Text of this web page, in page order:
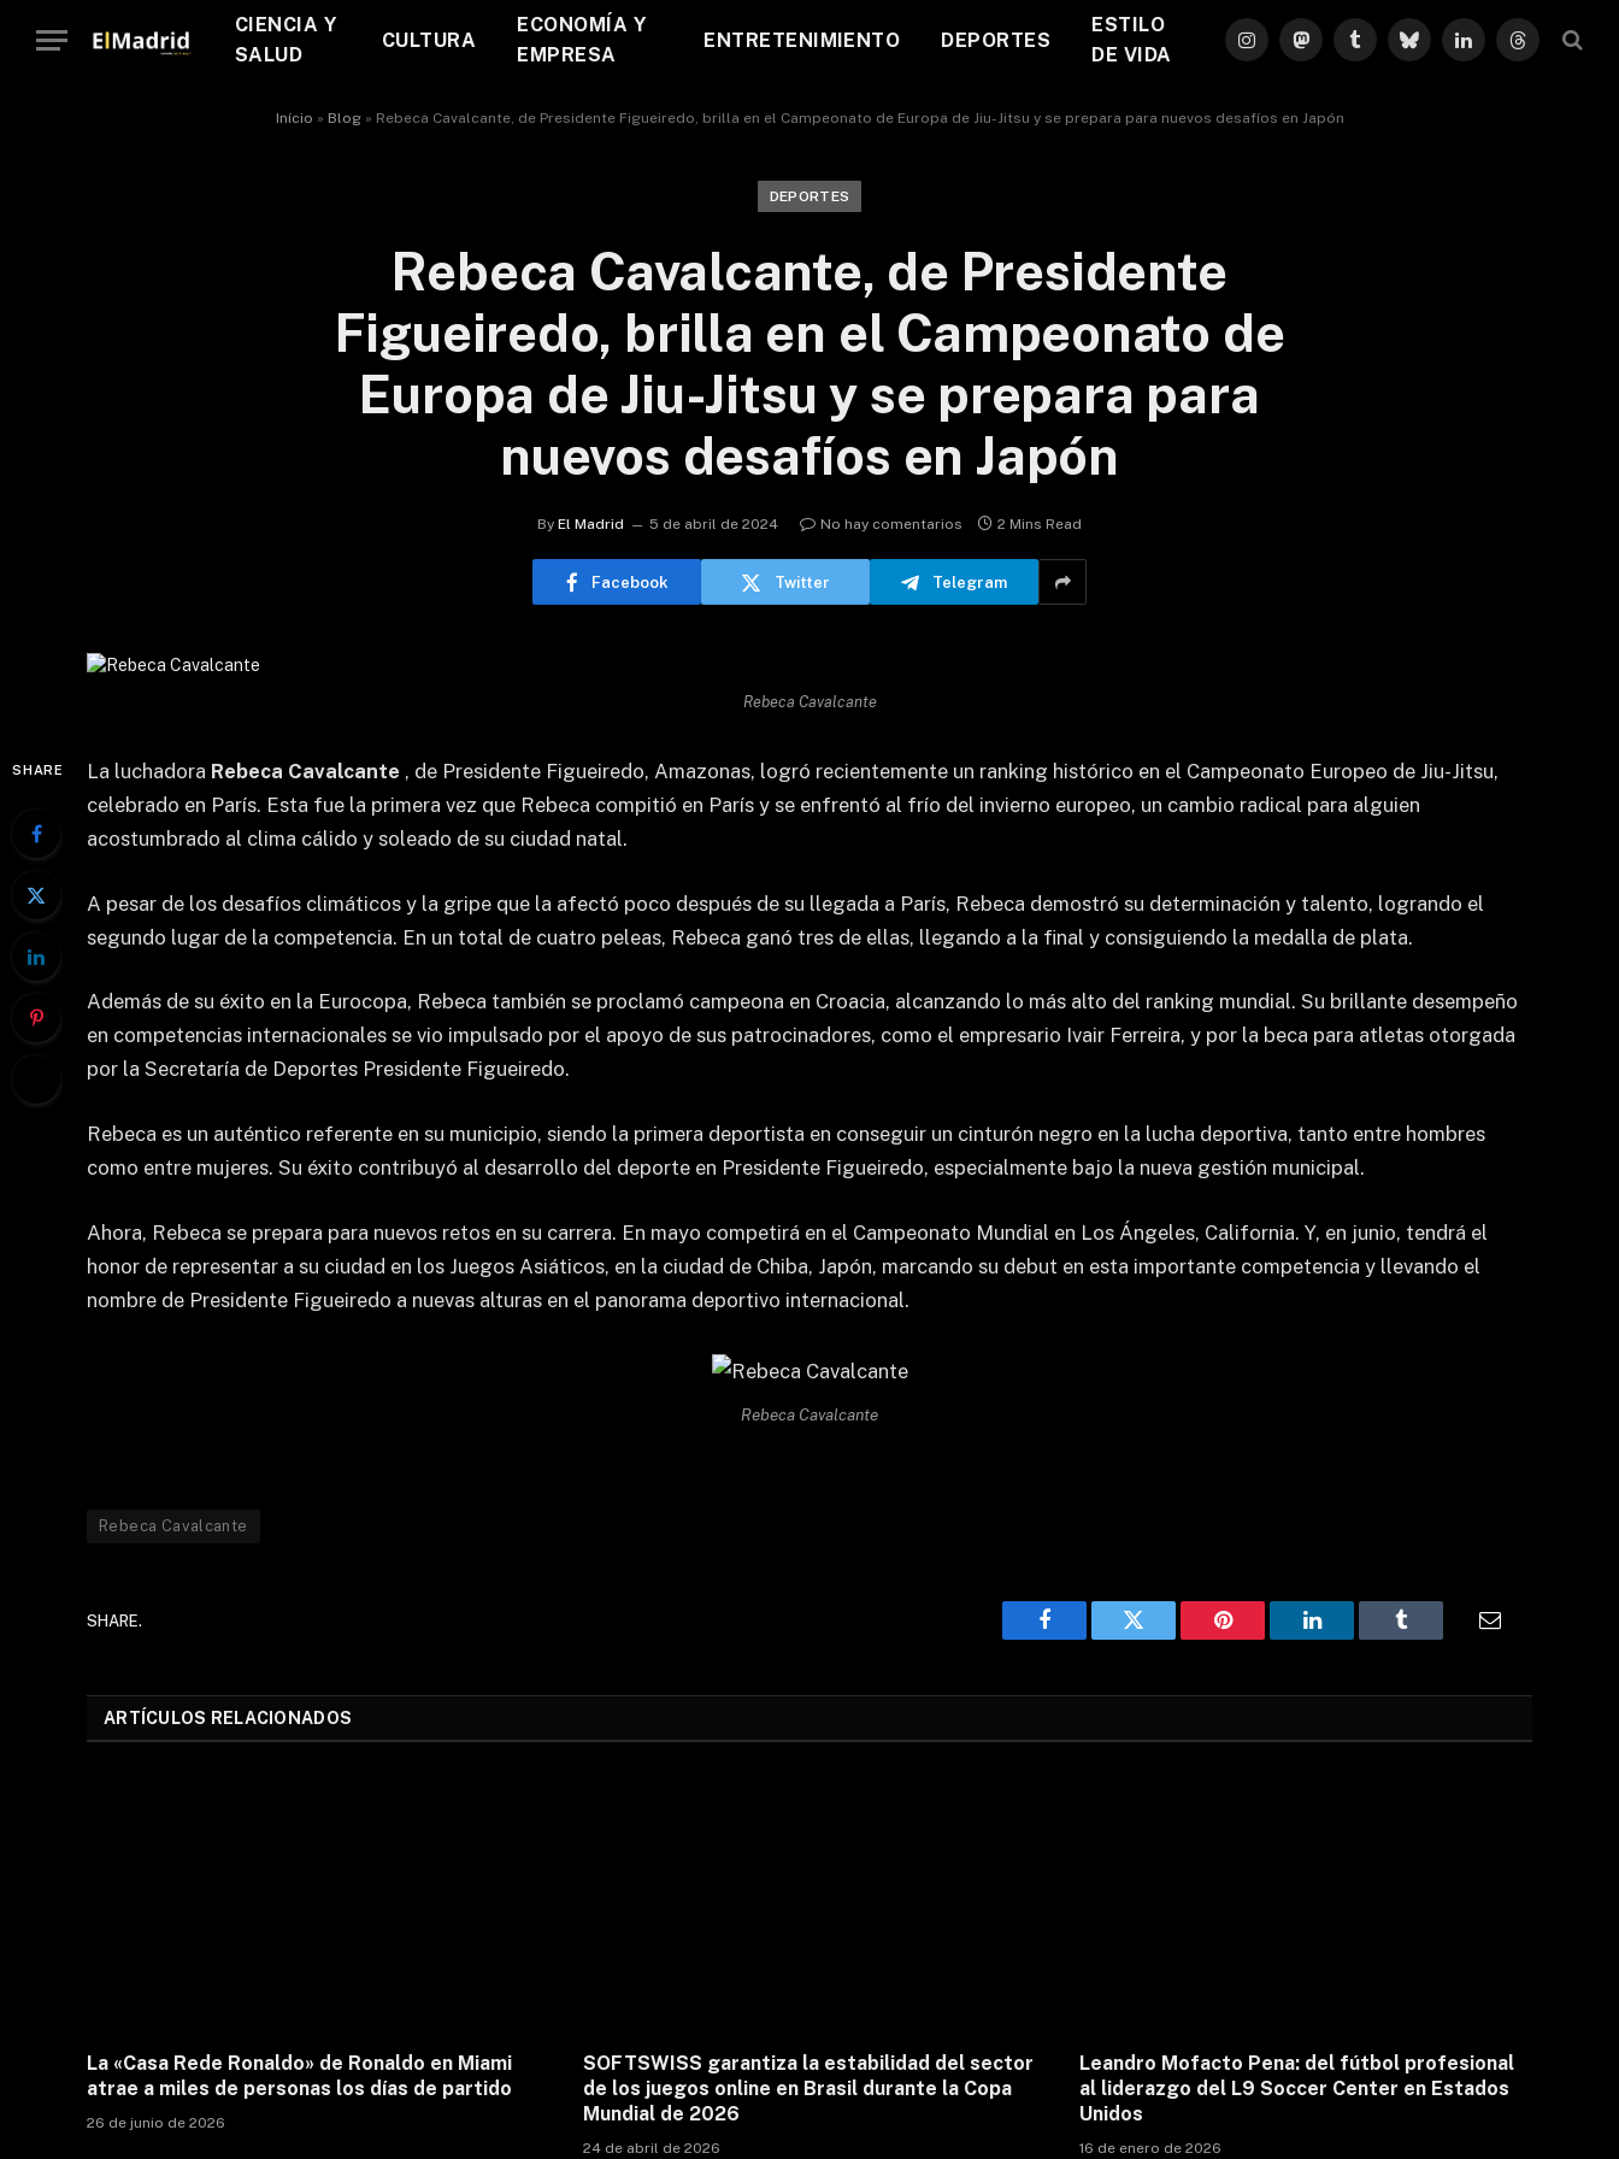
CIENCIA Y
SALUD
CULTURA
ECONOMÍA Y
EMPRESA
ENTRETENIMIENTO DEPORTES
ESTILO
DE VIDA
InstagramMastodonTumblrBlueskyLinkedInThreads
Início » Blog» Rebeca Cavalcante, de Presidente Figueiredo, brilla en el Campeonato de Europa de Jiu-Jitsu y se prepara para nuevos desafíos en Japón
DEPORTES
Rebeca Cavalcante, de Presidente
Figueiredo, brilla en el Campeonato de
Europa de Jiu-Jitsu y se prepara para
nuevos desafíos en Japón
By El Madrid 5 de abril de 2024 No hay comentarios 2 Mins Read
Facebook Twitter Telegram
Rebeca Cavalcante
SHARE La luchadora Rebeca Cavalcante , de Presidente Figueiredo, Amazonas, logró recientemente un ranking histórico en el Campeonato Europeo de Jiu-Jitsu,
celebrado en París. Esta fue la primera vez que Rebeca compitió en París y se enfrentó al frío del invierno europeo, un cambio radical para alguien
acostumbrado al clima cálido y soleado de su ciudad natal.
A pesar de los desafíos climáticos y la gripe que la afectó poco después de su llegada a París, Rebeca demostró su determinación y talento, logrando el
segundo lugar de la competencia. En un total de cuatro peleas, Rebeca ganó tres de ellas, llegando a la final y consiguiendo la medalla de plata.
Además de su éxito en la Eurocopa, Rebeca también se proclamó campeona en Croacia, alcanzando lo más alto del ranking mundial. Su brillante desempeño
en competencias internacionales se vio impulsado por el apoyo de sus patrocinadores, como el empresario Ivair Ferreira, y por la beca para atletas otorgada
por la Secretaría de Deportes Presidente Figueiredo.
Rebeca es un auténtico referente en su municipio, siendo la primera deportista en conseguir un cinturón negro en la lucha deportiva, tanto entre hombres
como entre mujeres. Su éxito contribuyó al desarrollo del deporte en Presidente Figueiredo, especialmente bajo la nueva gestión municipal.
Ahora, Rebeca se prepara para nuevos retos en su carrera. En mayo competirá en el Campeonato Mundial en Los Ángeles, California. Y, en junio, tendrá el
honor de representar a su ciudad en los Juegos Asiáticos, en la ciudad de Chiba, Japón, marcando su debut en esta importante competencia y llevando el
nombre de Presidente Figueiredo a nuevas alturas en el panorama deportivo internacional.
Rebeca Cavalcante
Rebeca Cavalcante
SHARE.
Facebook Twitter Pinterest LinkedIn Tumblr
ARTÍCULOS RELACIONADOS
La «Casa Rede Ronaldo» de Ronaldo en Miami
atrae a miles de personas los días de partido
26 de junio de 2026
SOFTSWISS garantiza la estabilidad del sector
de los juegos online en Brasil durante la Copa
Mundial de 2026
24 de abril de 2026
Leandro Mofacto Pena: del fútbol profesional
al liderazgo del L9 Soccer Center en Estados
Unidos
16 de enero de 2026